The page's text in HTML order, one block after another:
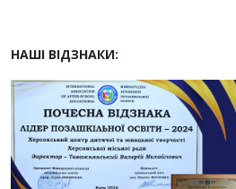
НАШІ ВІДЗНАКИ: